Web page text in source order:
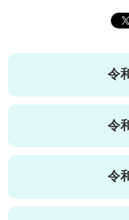
令
令
令